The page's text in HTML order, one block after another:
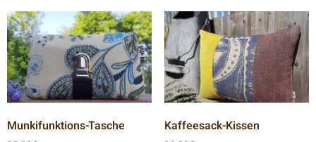
Munkifunktions-Tasche Kaffeesack-Kissen